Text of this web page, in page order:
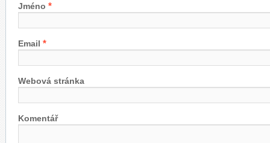
Jméno *
Email *
Webová stránka
Komentář